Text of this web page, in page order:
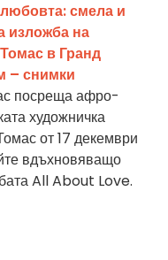
смела и
изложба на
в Гранд
– снимки
посреща афро-
художничка
от 17 декември
вдъхновяващо
All About Love.